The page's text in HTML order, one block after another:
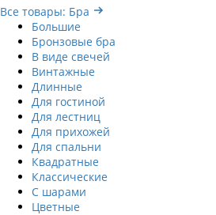
Все товары: Бра
Большие
Бронзовые бра
В виде свечей
Винтажные
Длинные
Для гостиной
Для лестниц
Для прихожей
Для спальни
Квадратные
Классические
С шарами
Цветные